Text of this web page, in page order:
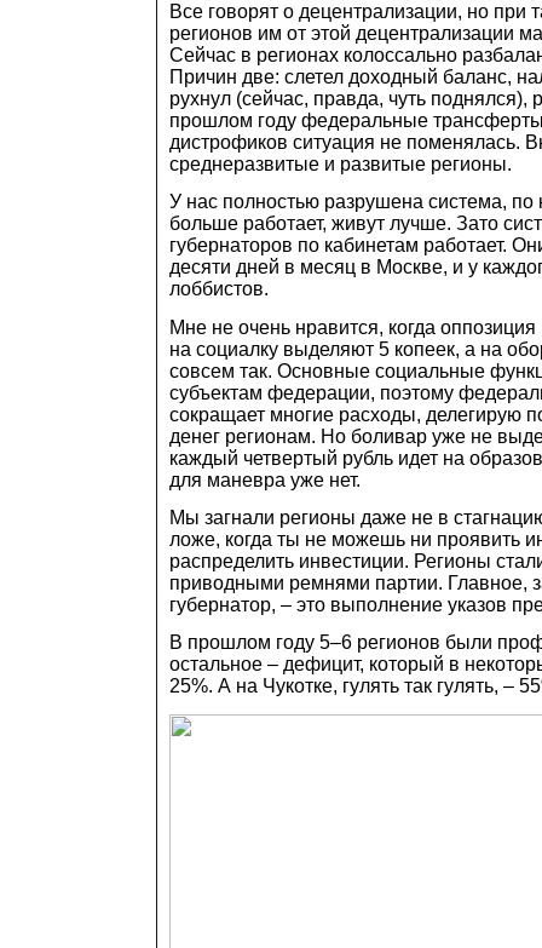
Все говорят о децентрализации, но при
регионов им от этой децентрализации
Сейчас в регионах колоссально
Причин две: слетел доходный баланс,
рухнул (сейчас, правда, чуть поднялся),
прошлом году федеральные
дистрофиков ситуация не поменялась.
среднеразвитые и развитые регионы.
У нас полностью разрушена система, по
больше работает, живут лучше. Зато
губернаторов по кабинетам работает.
десяти дней в месяц в Москве, и у
лоббистов.
Мне не очень нравится, когда оппозиция
на социалку выделяют 5 копеек, а на
совсем так. Основные социальные
субъектам федерации, поэтому
сокращает многие расходы, делегирую
денег регионам. Но боливар уже не
каждый четвертый рубль идет на
для маневра уже нет.
Мы загнали регионы даже не в
ложе, когда ты не можешь ни проявить
распределить инвестиции. Регионы
приводными ремнями партии. Главное,
губернатор, – это выполнение указов
В прошлом году 5–6 регионов были
остальное – дефицит, который в
25%. А на Чукотке, гулять так гулять, –